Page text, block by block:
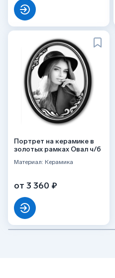
Портрет на керамике в
золотых рамках Овал ч/б
Материал: Керамика
от 3 360 ₽